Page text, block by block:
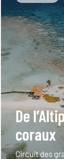
De
coraux
Circuit des